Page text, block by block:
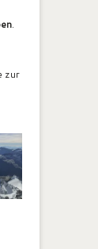
.
zur